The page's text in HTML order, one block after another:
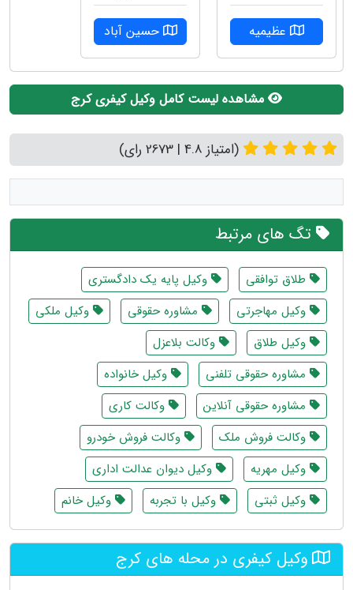
عظیمیه حسین آباد
مشاهده لیست کامل وکیل کیفری کرج
(امتیاز 4.8 | 2673 رای)
تگ های مرتبط
طلاق توافقی
وکیل پایه یک دادگستری
وکیل مهاجرتی
مشاوره حقوقی
وکیل ملکی
وکیل طلاق
وکالت بلاعزل
مشاوره حقوقی تلفنی
وکیل خانواده
مشاوره حقوقی آنلاین
وکالت کاری
وکالت فروش ملک
وکالت فروش خودرو
وکیل مهریه
وکیل دیوان عدالت اداری
وکیل ثبتی
وکیل با تجربه وکیل خانم
وکیل کیفری در محله های کرج